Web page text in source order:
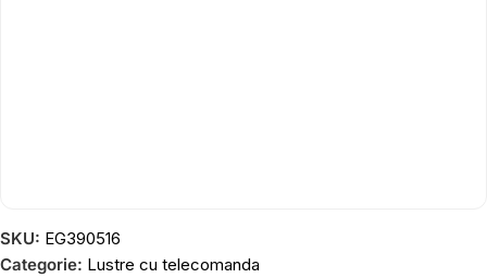
SKU: EG390516
Categorie: Lustre cu telecomanda